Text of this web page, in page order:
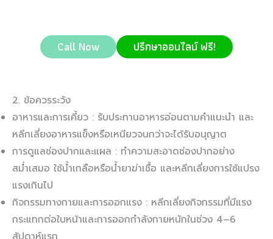
Call Now ปรึกษาออนไลน์ ฟรี!
2. ข้อควรระวัง
อาหารและการเคี้ยว : รับประทานอาหารอ่อนตามคำแนะนำ และ
หลีกเลี่ยงอาหารแข็งหรือเหนียวจนกว่าจะได้รับอนุญาต
การดูแลช่องปากและแผล : ทำความสะอาดช่องปากอย่าง
สม่ำเสมอ ใช้น้ำเกลือหรือน้ำยาฆ่าเชื้อ และหลีกเลี่ยงการใช้แปรง
แรงเกินไป
กิจกรรมทางกายและการออกแรง : หลีกเลี่ยงกิจกรรมที่มีแรง
กระแทกต่อใบหน้าและการออกกำลังกายหนักในช่วง 4–6